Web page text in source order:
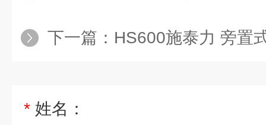
下一篇： HS600施泰力 旁置
* 姓名：